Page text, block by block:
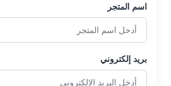
اسم المتجر
بريد إلكتروني